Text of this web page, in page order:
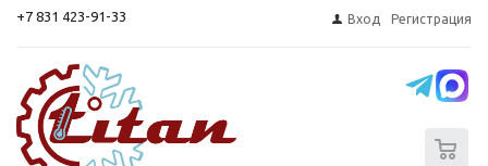
+7 831 423-91-33 Вход Регистрация